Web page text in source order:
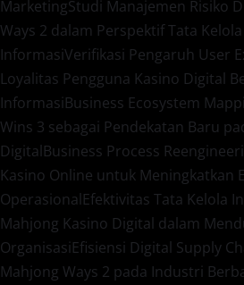
MarketingStudi Manajemen Risiko
Ways 2 dalam Perspektif Tata
InformasiVerifikasi Pengaruh User
Loyalitas Pengguna Kasino Digital
InformasiBusiness Ecosystem
Wins 3 sebagai Pendekatan Baru
DigitalBusiness Process
Kasino Online untuk Meningkatkan
OperasionalEfektivitas Tata Kelola
Mahjong Kasino Digital dalam
OrganisasiEfisiensi Digital Supply
Mahjong Ways 2 pada Industri